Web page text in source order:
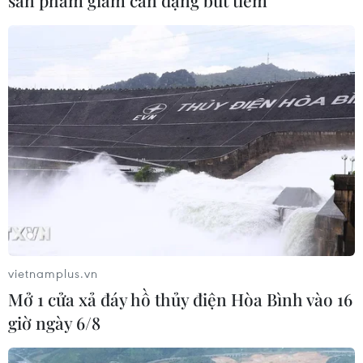
Wildberries của Nga tại
tỉnh Vladimir, cách thủ đô
Moskva khoảng 180 km về
phía Đông.
NGHE
200 bị can trong vụ án
Phó Đức Nam cùng đồng
phạm lập sàn giao dịch
ngoại hối, chứng khoán
trái phép để lừa đảo nhà
đầu tư.
NGHE
vietnamplus.vn
Mở 1 cửa xả đáy hồ thủy điện Hòa Bình vào 16
giờ ngày 6/8